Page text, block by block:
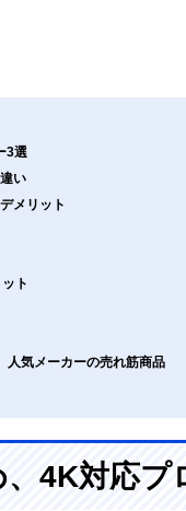
3選
い
メリット
ト
人気メーカーの売れ筋商品
4K対応プ